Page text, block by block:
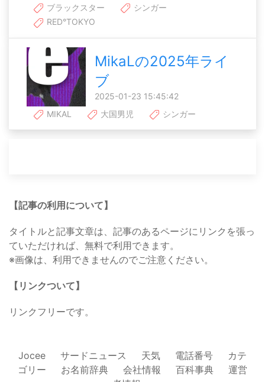
ブラックスター
シンガー
RED°TOKYO
MikaLの2025年ライ
ブ
2025-01-23 15:45:42
MIKAL
大国男児 シンガー
【記事の利用について】
タイトルと記事文章は、記事のあるページにリンクを張っ
ていただければ、無料で利用できます。
※画像は、利用できませんのでご注意ください。
【リンクついて】
リンクフリーです。
Jocee サードニュース 天気 電話番号
カテ
ゴリー
お名前辞典 会社情報 百科事典
運営